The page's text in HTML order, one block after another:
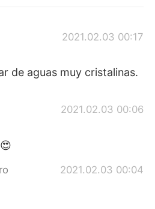
2021.02.03 00:17
de aguas muy cristalinas.
2021.02.03 00:06
2021.02.03 00:04